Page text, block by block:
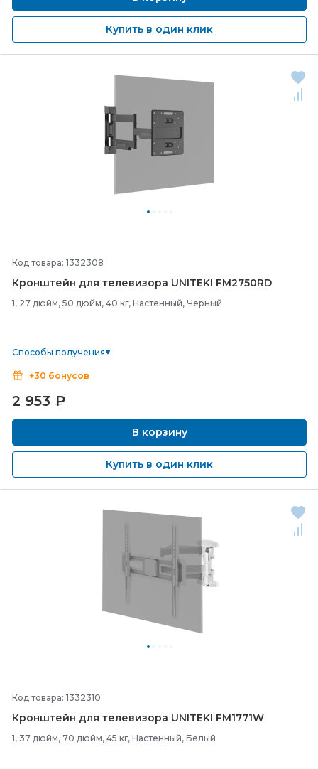
Купить в один клик
Код товара: 1332308
Кронштейн для телевизора UNITEKI FM2750RD
1, 27 дюйм, 50 дюйм, 40 кг, Настенный, Черный
Способы получения
+30 бонусов
2 953 ₽
В корзину
Купить в один клик
Код товара: 1332310
Кронштейн для телевизора UNITEKI FM1771W
1, 37 дюйм, 70 дюйм, 45 кг, Настенный, Белый